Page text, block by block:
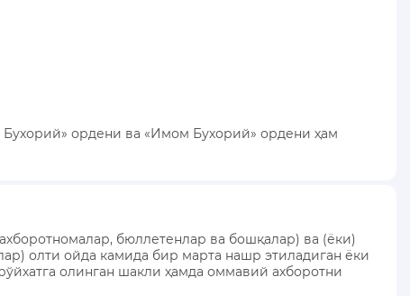
ордени ва «Имом Бухорий» ордени ҳам
бюллетенлар ва бошқалар) ва (ёки)
олти ойда камида бир марта нашр этиладиган ёки
олинган шакли ҳамда оммавий ахборотни